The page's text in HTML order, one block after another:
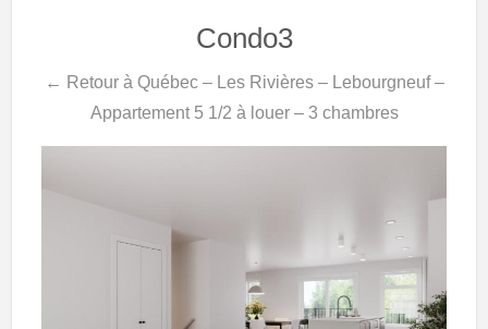
Condo3
← Retour à Québec – Les Rivières – Lebourgneuf –
Appartement 5 1/2 à louer – 3 chambres